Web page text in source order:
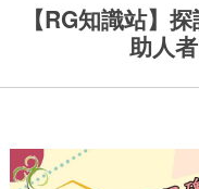
【RG知識站】
助人